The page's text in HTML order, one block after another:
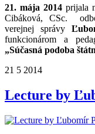
21. mája 2014prijala
Cibáková, CSc.
verejnej správy
funkcionárom a
„Súčasná podoba
21 5 2014
Lecture by